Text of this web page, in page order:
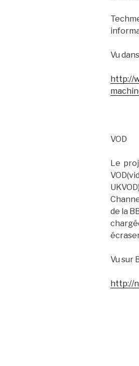
Vu
http://
VOD
Le
de la
Vu sur
http://